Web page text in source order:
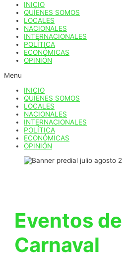
INICIO
QUÍENES SOMOS
LOCALES
NACIONALES
INTERNACIONALES
POLÍTICA
ECONÓMICAS
OPINIÓN
Menu
INICIO
QUÍENES SOMOS
LOCALES
NACIONALES
INTERNACIONALES
POLÍTICA
ECONÓMICAS
OPINIÓN
Eventos de
Carnaval